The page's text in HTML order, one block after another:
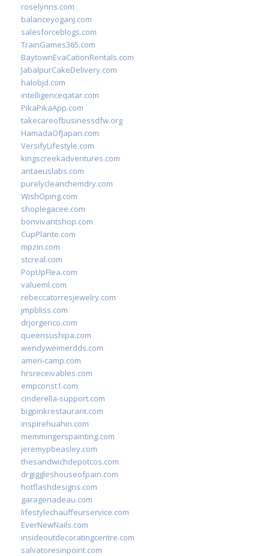
roselynns.com
balanceyoganj.com
salesforceblogs.com
TrainGames365.com
BaytownEvaCationRentals.com
JabalpurCakeDelivery.com
halobjd.com
intelligenceqatar.com
PikaPikaApp.com
takecareofbusinessdfw.org
HamadaOfJapan.com
VersifyLifestyle.com
kingscreekadventures.com
antaeuslabs.com
purelycleanchemdry.com
WishOping.com
shoplegacee.com
bonvivantshop.com
CupPlante.com
mpzin.com
stcreal.com
PopUpFlea.com
valueml.com
rebeccatorresjewelry.com
jmpbliss.com
drjorgerico.com
queensushipa.com
wendyweimerdds.com
ameri-camp.com
hrsreceivables.com
empconst1.com
cinderella-support.com
bigpinkrestaurant.com
inspirehuahin.com
memmingerspainting.com
jeremypbeasley.com
thesandwichdepotcos.com
drgiggleshouseofpain.com
hotflashdesigns.com
garagenadeau.com
lifestylechauffeurservice.com
EverNewNails.com
insideoutdecoratingcentre.com
salvatoresinpoint.com